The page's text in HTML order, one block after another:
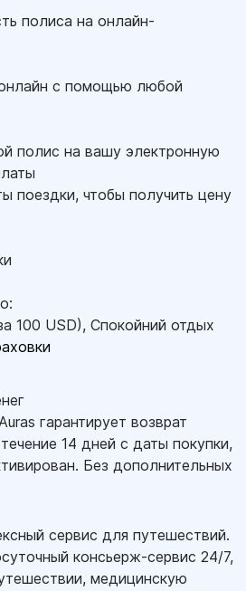
полиса на онлайн-
с помощью любой
полис на вашу электронную
поездки, чтобы получить цену
100 USD), Спокойний отдых
гарантирует возврат
14 дней с даты покупки,
Без дополнительных
сервис для путешествий.
консьерж-сервис 24/7,
медицинскую